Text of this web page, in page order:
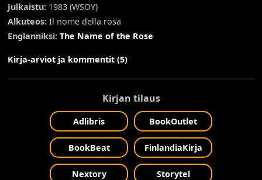
Julkaistu: 1983 (WSOY)
Alkuteos: Il nome della rosa
Englanniksi: The Name of the Rose
Kirja-arviot ja kommentit (5)
Kirjan tilaus
Adlibris BookOutlet
BookBeat FinlandiaKirja
Nextory Storytel